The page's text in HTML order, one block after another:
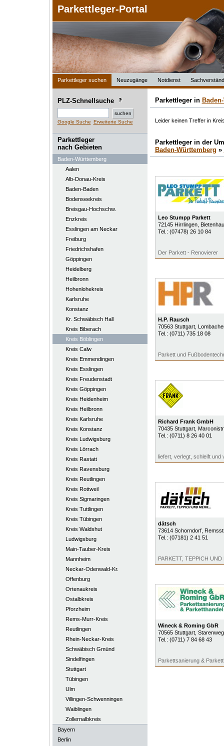
Parkettleger-Portal
Parkettleger suchen Neuzugänge Notdienst
PLZ-Schnellsuche
Google Suche Erweiterte Suche
Parkettleger
nach Gebieten
Baden-Württemberg
Aalen
Alb-Donau-Kreis
Baden-Baden
Bodenseekreis
Breisgau-Hochschw.
Enzkreis
Esslingen am Neckar
Freiburg
Friedrichshafen
Göppingen
Heidelberg
Heilbronn
Hohenlohekreis
Karlsruhe
Konstanz
Kr. Schwäbisch Hall
Kreis Biberach
Kreis Böblingen
Kreis Calw
Kreis Emmendingen
Kreis Esslingen
Kreis Freudenstadt
Kreis Göppingen
Kreis Heidenheim
Kreis Heilbronn
Kreis Karlsruhe
Kreis Konstanz
Kreis Ludwigsburg
Kreis Lörrach
Kreis Rastatt
Kreis Ravensburg
Kreis Reutlingen
Kreis Rottweil
Kreis Sigmaringen
Kreis Tuttlingen
Kreis Tübingen
Kreis Waldshut
Ludwigsburg
Main-Tauber-Kreis
Mannheim
Neckar-Odenwald-Kr.
Offenburg
Ortenaukreis
Ostalbkreis
Pforzheim
Rems-Murr-Kreis
Reutlingen
Rhein-Neckar-Kreis
Schwäbisch Gmünd
Sindelfingen
Stuttgart
Tübingen
Ulm
Villingen-Schwenningen
Waiblingen
Zollernalbkreis
Bayern
Berlin
Parkettleger in
Leider keinen Treffer in
Parkettleger in der
Baden-Württemberg »
Leo Stumpp Parkett
72145 Hirrlingen,
Tel.: (07478) 26 10 84
Der Parkett - Renovierer
H.P. Rausch
70563 Stuttgart,
Tel.: (0711) 735 18 08
Parkett und
Richard Frank GmbH
70435 Stuttgart,
Tel.: (0711) 8 26 40 01
liefert, verlegt, schleift und
dätsch
73614 Schorndorf,
Tel.: (07181) 2 41 51
PARKETT, TEPPICH UND
Wineck & Roming GbR
70565 Stuttgart,
Tel.: (0711) 7 84 68 43
Parkettsanierung &